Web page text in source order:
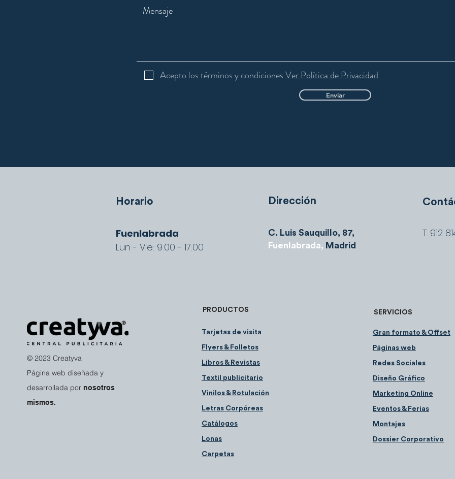
Acepto los términos y condicionesVer Política de Privacidad
Enviar
Horario Dirección
Fuenlabrada
Lun - Vie: 9:00 - 17:00
C. Luis Sauquillo, 87,
Fuenlabrada, Madrid
T. 912
© 2023 Creatyva
Página web diseñada y
desarrollada por nosotros
mismos.
PRODUCTOS
Tarjetas de visita
Flyers &Folletos
Libros& Revistas
Textil publicitario
Vinilos & Rotul ación
Letras Corpóreas
Catá logos
Lonas
Carpetas
SERVICIOS
Gran formato & Offset
Páginas web
Redes Sociales
Diseño Gráfico
Marketing Online
Eventos & Ferias
Montajes
Dossier Corporativo